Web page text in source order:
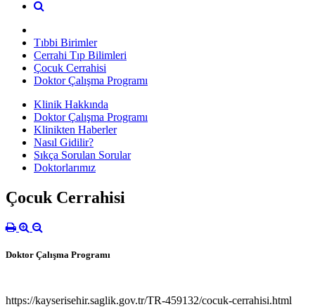
Tıbbi Birimler
Cerrahi Tıp Bilimleri
Çocuk Cerrahisi
Doktor Çalışma Programı
Klinik Hakkında
Doktor Çalışma Programı
Klinikten Haberler
Nasıl Gidilir?
Sıkça Sorulan Sorular
Doktorlarımız
Çocuk Cerrahisi
Doktor Çalışma Programı
https://kayserisehir.saglik.gov.tr/TR-459132/cocuk-cerrahisi.html